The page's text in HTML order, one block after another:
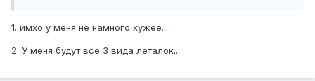
1. имхо у меня не намного хужее....
2. У меня будут все 3 вида леталок...